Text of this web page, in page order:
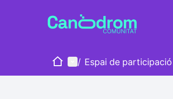
HomeMain menu
/ Espai de participació